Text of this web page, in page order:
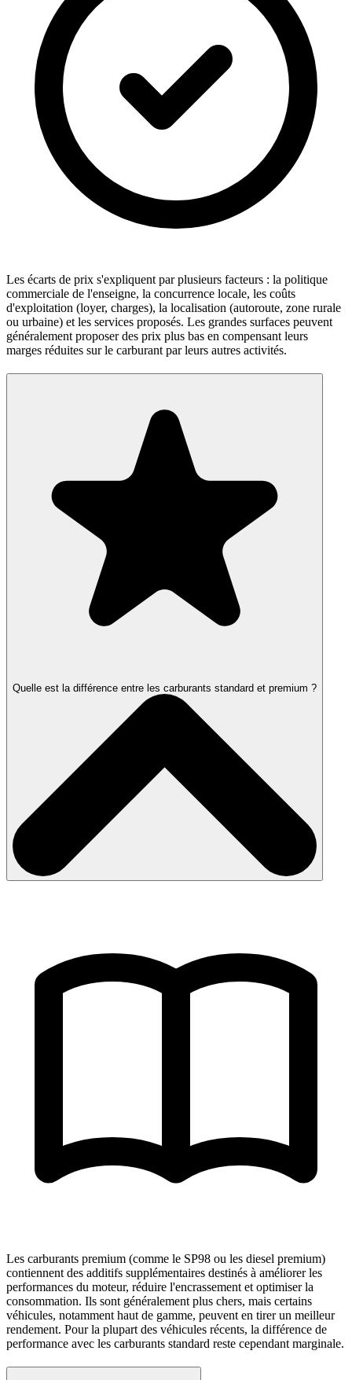
Les écarts de prix s'expliquent par plusieurs facteurs : la politique
commerciale de l'enseigne, la concurrence locale, les coûts
d'exploitation (loyer, charges), la localisation (autoroute, zone rurale
ou urbaine) et les services proposés. Les grandes surfaces peuvent
généralement proposer des prix plus bas en compensant leurs
marges réduites sur le carburant par leurs autres activités.
Quelle est la différence entre les carburants standard et premium ?
Les carburants premium (comme le SP98 ou les diesel premium)
contiennent des additifs supplémentaires destinés à améliorer les
performances du moteur, réduire l'encrassement et optimiser la
consommation. Ils sont généralement plus chers, mais certains
véhicules, notamment haut de gamme, peuvent en tirer un meilleur
rendement. Pour la plupart des véhicules récents, la différence de
performance avec les carburants standard reste cependant marginale.